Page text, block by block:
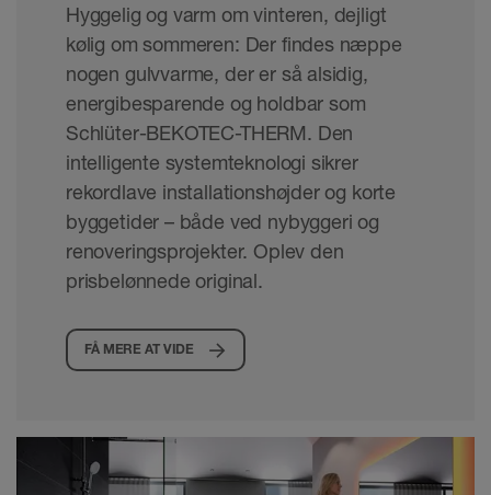
Hyggelig og varm om vinteren, dejligt
kølig om sommeren: Der findes næppe
nogen gulvvarme, der er så alsidig,
energibesparende og holdbar som
Schlüter-BEKOTEC-THERM. Den
intelligente systemteknologi sikrer
rekordlave installationshøjder og korte
byggetider – både ved nybyggeri og
renoveringsprojekter. Oplev den
prisbelønnede original.
FÅ MERE AT VIDE